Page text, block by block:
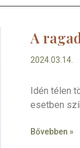
A
2024.03.14.
Idén télen
esetben
Bővebben »